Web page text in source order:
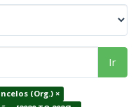
Ir
(Org.) ×